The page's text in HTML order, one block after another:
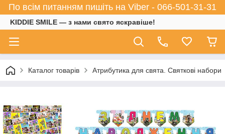
По всім питанням пишіть на Viber - 066-501-31-31
KIDDIE SMILE — з нами свято яскравіше!
Каталог товарів Атрибутика для свята. Святкові набори